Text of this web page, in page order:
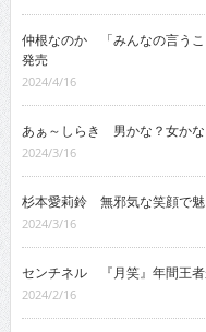
仲根なのか 「みんなの言うこ
発売
2024/4/16
あぁ～しらき 男かな？女かな
2024/3/16
杉本愛莉鈴 無邪気な笑顔で魅
2024/3/16
センチネル 『月笑』年間王者
2024/2/16